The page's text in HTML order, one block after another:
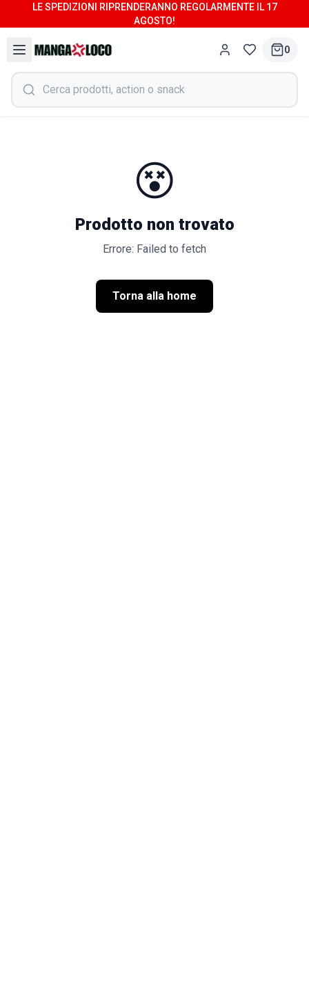
LE SPEDIZIONI RIPRENDERANNO REGOLARMENTE IL 17
AGOSTO!
0
😵
Prodotto non trovato
Errore: Failed to fetch
Torna alla home